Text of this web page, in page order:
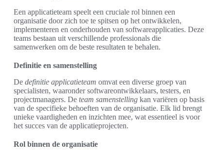
Een applicatieteam speelt een cruciale rol binnen een
organisatie door zich toe te spitsen op het ontwikkelen,
implementeren en onderhouden van softwareapplicaties. Deze
teams bestaan uit verschillende professionals die
samenwerken om de beste resultaten te behalen.
Definitie en samenstelling
De definitie applicatieteam omvat een diverse groep van
specialisten, waaronder softwareontwikkelaars, testers, en
projectmanagers. De team samenstelling kan variëren op basis
van de specifieke behoeften van de organisatie. Elk lid brengt
unieke vaardigheden en inzichten mee, wat essentieel is voor
het succes van de applicatieprojecten.
Rol binnen de organisatie